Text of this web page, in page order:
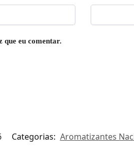
que eu comentar.
Categorias: Aromatizantes